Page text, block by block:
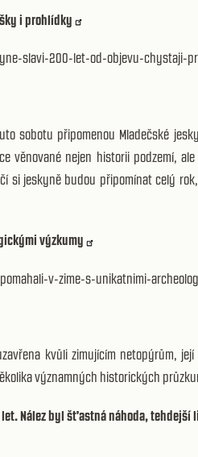
i prohlídky
slavi-200-let-od-objevu-chystaji-
sobotu připomenou Mladečské
věnované nejen historii podzemí,
si jeskyně budou připomínat celý
výzkumy
v-zime-s-unikatnimi-
kvůli zimujícím netopýrům,
významných historických
Nález byl šťastná náhoda,